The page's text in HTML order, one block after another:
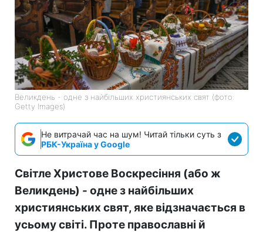
Великдень - одне з найбільших християнських свят (фото:
Getty Images)
Не витрачай час на шум! Читай тільки суть з
РБК-Україна у Google
Світле Христове Воскресіння (або ж
Великдень) - одне з найбільших
християнських свят, яке відзначається в
усьому світі. Проте православні й